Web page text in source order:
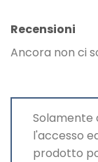
Recensioni
Ancora non ci
Solamente
l'accesso
prodotto